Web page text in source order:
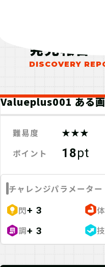
発見報告
Valueplus001 ある
難易度 ★★★
ポイント 18pt
チャレンジパラメーター
閃+ 3 体
調+ 3 技